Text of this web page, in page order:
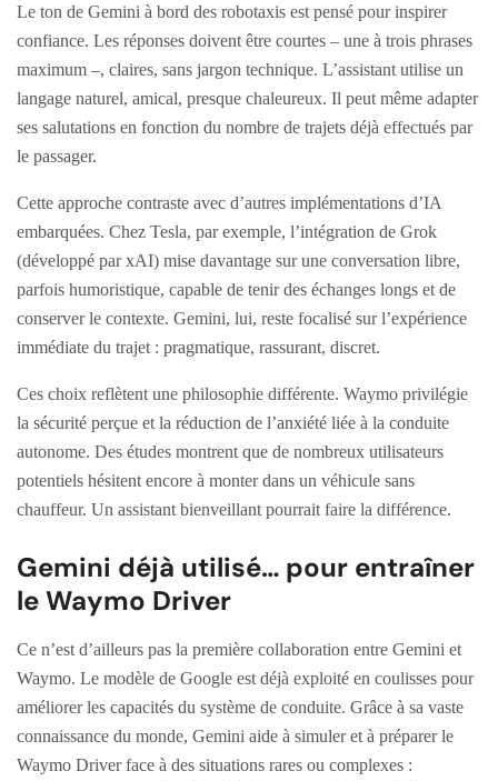
Le ton de Gemini à bord des robotaxis est pensé pour inspirer
confiance. Les réponses doivent être courtes – une à trois phrases
maximum –, claires, sans jargon technique. L’assistant utilise un
langage naturel, amical, presque chaleureux. Il peut même adapter
ses salutations en fonction du nombre de trajets déjà effectués par
le passager.
Cette approche contraste avec d’autres implémentations d’IA
embarquées. Chez Tesla, par exemple, l’intégration de Grok
(développé par xAI) mise davantage sur une conversation libre,
parfois humoristique, capable de tenir des échanges longs et de
conserver le contexte. Gemini, lui, reste focalisé sur l’expérience
immédiate du trajet : pragmatique, rassurant, discret.
Ces choix reflètent une philosophie différente. Waymo privilégie
la sécurité perçue et la réduction de l’anxiété liée à la conduite
autonome. Des études montrent que de nombreux utilisateurs
potentiels hésitent encore à monter dans un véhicule sans
chauffeur. Un assistant bienveillant pourrait faire la différence.
Gemini déjà utilisé… pour entraîner
le Waymo Driver
Ce n’est d’ailleurs pas la première collaboration entre Gemini et
Waymo. Le modèle de Google est déjà exploité en coulisses pour
améliorer les capacités du système de conduite. Grâce à sa vaste
connaissance du monde, Gemini aide à simuler et à préparer le
Waymo Driver face à des situations rares ou complexes :